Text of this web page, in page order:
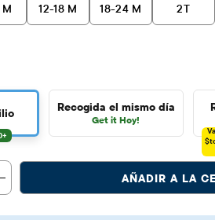
12-18 M 18-24 M 2T
Recogida el mismo día
Get it Hoy!
AÑADIR A LA